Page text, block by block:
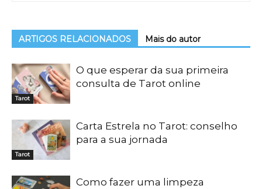
ARTIGOS RELACIONADOS Mais do autor
Tarot
O que esperar da sua primeira
consulta de Tarot online
Tarot
Carta Estrela no Tarot: conselho
para a sua jornada
Como fazer uma limpeza